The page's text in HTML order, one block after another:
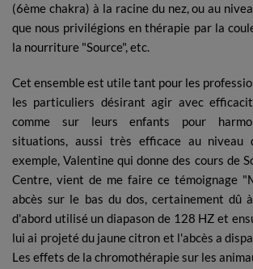
(6ème chakra) à la racine du nez, ou au
que nous privilégions en thérapie par la
la nourriture "Source", etc.
Cet ensemble est utile tant pour les
les particuliers désirant agir avec
comme sur leurs enfants pour
situations, aussi très efficace au niveau
exemple, Valentine qui donne des cours de
Centre, vient de me faire ce témoignage
abcès sur le bas du dos, certainement dû
d'abord utilisé un diapason de 128 HZ et
lui ai projeté du jaune citron et l'abcès a
Les effets de la chromothérapie sur les